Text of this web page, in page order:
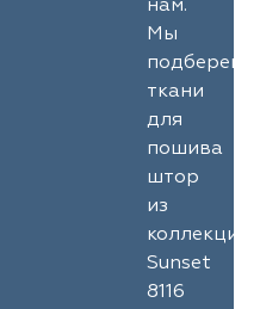
нам.
Мы
подберем
ткани
для
пошива
штор
из
Sunset
8116